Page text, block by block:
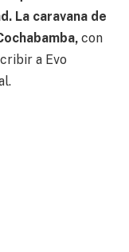
La caravana de
con
a Evo